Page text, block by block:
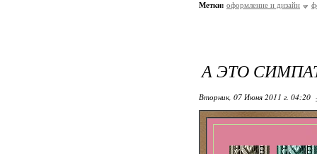
Метки: оформление и дизайн
А ЭТО
Вторник, 07 Июня 2011 г. 04:20